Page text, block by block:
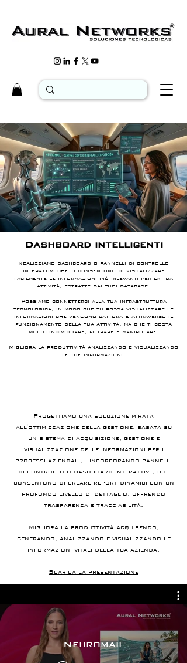
Dashboard intelligenti
Realizziamo dashboard o pannelli di controllo
interattivi che ti consentono di visualizzare
facilmente le informazioni più rilevanti per la tua
attività, estratte dai tuoi database.
Possiamo connetterci alla tua infrastruttura
tecnologica, in modo che tu possa visualizzare le
informazioni che vengono catturate attraverso il
funzionamento della tua attività, ma che ti costa
molto individuare, filtrare e manipolare.
Migliora la produttività analizzando e visualizzando
le tue informazioni.
Progettiamo una soluzione mirata
all'ottimizzazione della gestione, basata su
un sistema di acquisizione, gestione e
visualizzazione delle informazioni per i
processi aziendali, incorporando pannelli
di controllo o dashboard interattive, che
consentono di creare report dinamici con un
profondo livello di dettaglio, offrendo
trasparenza e tracciabilità.
Migliora la produttività acquisendo,
generando, analizzando e visualizzando le
informazioni vitali della tua azienda.
Scarica la presentazione
Neuromail